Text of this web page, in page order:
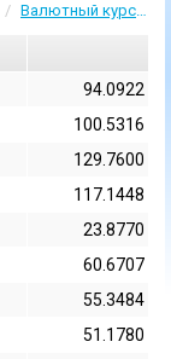
Валютный курс 19 Апрель 2024
94.0922
100.5316
129.7600
117.1448
23.8770
60.6707
55.3484
51.1780